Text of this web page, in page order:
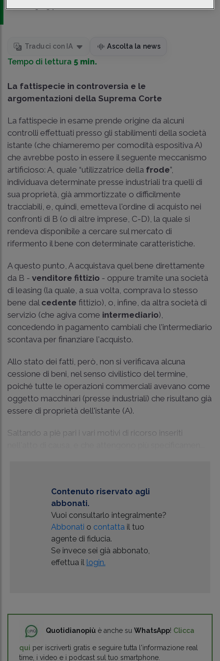
Traduci con IA Ascolta la news
Tempo di lettura 5 min.
La fattispecie in controversia e le
argomentazioni della Suprema Corte
La fattispecie in esame prende origine da alcuni
controlli effettuati presso gli stabilimenti della società
istante (che chiameremo per comodità espositiva A)
che avrebbe posto in essere il seguente meccanismo
artificioso: A, quale “utilizzatrice della frode”,
individuava determinate presse industriali tra quelli di
sua proprietà, già ammortizzate o difficilmente
tracciabili, e, quindi, emetteva l'ordine di acquisto nei
confronti di B (o di altre imprese, C-D), la quale si
rendeva disponibile a cercare sul mercato di
rifermento il bene con determinate caratteristiche.
A questo punto, A acquistava quel bene direttamente
da B - venditore fittizio - oppure tramite una società
di leasing (la quale, a sua volta, comprava lo stesso
bene dal cedente fittizio), o, infine, da altra società di
servizio (che agiva come intermediario),
concedendo in pagamento cambiali che l'intermediario
scontava per finanziare l'acquisto.
Allo stato dei fatti, però, non si verificava alcuna
cessione di beni, nel senso civilistico del termine,
poiché tutte le operazioni commerciali avevano come
oggetto macchinari (presse industriali) che risultano già
essere di proprietà dell'istante (A).
Saltando a piè pari i vari motivi di ricorso inseriti
Contenuto riservato agli
abbonati.
Vuoi consultarlo integralmente?
Abbonati o contattail tuo
agente di fiducia.
Se invece sei già abbonato,
effettua il login.
Quotidianopiù è anche su WhatsApp! Clicca
qui per iscriverti gratis e seguire tutta l'informazione real
time, i video e i podcast sul tuo smartphone.